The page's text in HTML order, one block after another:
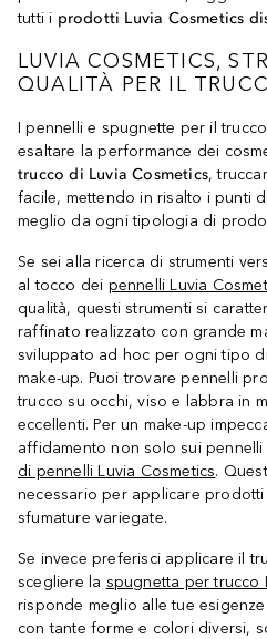
tutti i prodotti Luvia Cosmetics
LUVIA COSMETICS,
QUALITÀ PER IL
I pennelli e spugnette per il
esaltare la performance dei
trucco di Luvia Cosmetics,
facile, mettendo in risalto i punti
meglio da ogni tipologia di
Se sei alla ricerca di strumenti
al tocco dei pennelli Luvia
qualità, questi strumenti si
raffinato realizzato con grande
sviluppato ad hoc per ogni tipo
make-up. Puoi trovare pennelli
trucco su occhi, viso e labbra in
eccellenti. Per un make-up
affidamento non solo sui
di pennelli Luvia Cosmetics.
necessario per applicare
sfumature variegate.
Se invece preferisci applicare il
scegliere la spugnetta per trucco
risponde meglio alle tue
con tante forme e colori diversi,